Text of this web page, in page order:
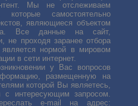
Мы не отслеживаем
которые самостоятельно
являющиеся объектом
Все данные на сайт,
не проходя заранее отбора
нормой в мировом
в сети интернет.
у Вас вопросов
размещенную на
которой Вы являетесь,
интересующим запросом.
е-mail на адрес: